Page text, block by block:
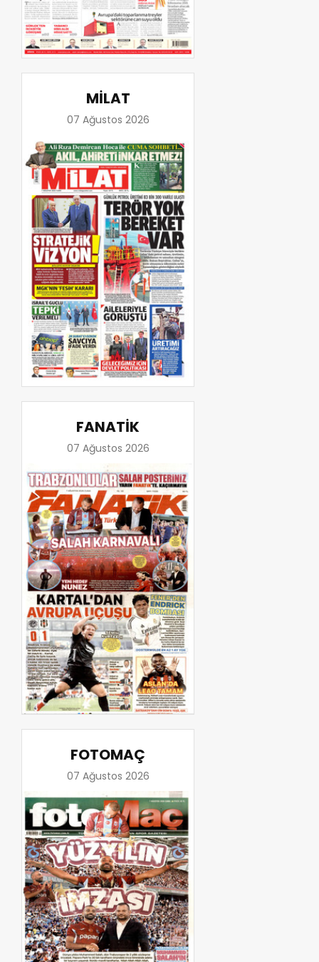
MİLAT
07 Ağustos 2026
FANATİK
07 Ağustos 2026
FOTOMAÇ
07 Ağustos 2026